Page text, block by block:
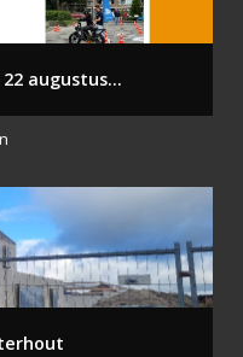
augustus...